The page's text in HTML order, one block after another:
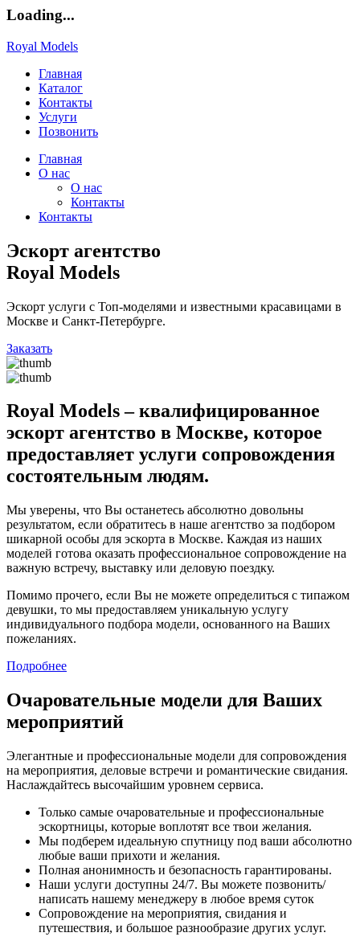
Loading...
Royal Models
Главная
Каталог
Контакты
Услуги
Позвонить
Главная
О нас
О нас
Контакты
Контакты
Эскорт агентство
Royal Models
Эскорт услуги с Топ-моделями и известными красавицами в
Москве и Санкт-Петербурге.
Заказать
Royal Models – квалифицированное
эскорт агентство в Москве, которое
предоставляет услуги сопровождения
состоятельным людям.
Мы уверены, что Вы останетесь абсолютно довольны
результатом, если обратитесь в наше агентство за подбором
шикарной особы для эскорта в Москве. Каждая из наших
моделей готова оказать профессиональное сопровождение на
важную встречу, выставку или деловую поездку.
Помимо прочего, если Вы не можете определиться с типажом
девушки, то мы предоставляем уникальную услугу
индивидуального подбора модели, основанного на Ваших
пожеланиях.
Подробнее
Очаровательные модели для Ваших
мероприятий
Элегантные и профессиональные модели для сопровождения
на мероприятия, деловые встречи и романтические свидания.
Наслаждайтесь высочайшим уровнем сервиса.
Только самые очаровательные и профессиональные
эскортницы, которые воплотят все твои желания.
Мы подберем идеальную спутницу под ваши абсолютно
любые ваши прихоти и желания.
Полная анонимность и безопасность гарантированы.
Наши услуги доступны 24/7. Вы можете позвонить/
написать нашему менеджеру в любое время суток
Сопровождение на мероприятия, свидания и
путешествия, и большое разнообразие других услуг.